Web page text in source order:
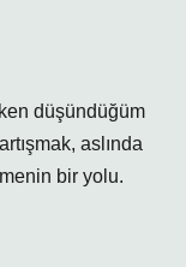
düşündüğüm
aslında
bir yolu.